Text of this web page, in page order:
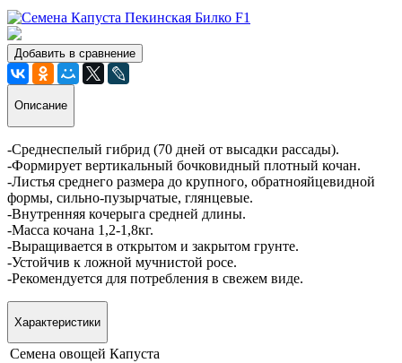
Добавить в сравнение
Описание
-Среднеспелый гибрид (70 дней от высадки рассады).
-Формирует вертикальный бочковидный плотный кочан.
-Листья среднего размера до крупного, обратнояйцевидной
формы, сильно-пузырчатые, глянцевые.
-Внутренняя кочерыга средней длины.
-Масса кочана 1,2-1,8кг.
-Выращивается в открытом и закрытом грунте.
-Устойчив к ложной мучнистой росе.
-Рекомендуется для потребления в свежем виде.
Характеристики
Семена овощей Капуста